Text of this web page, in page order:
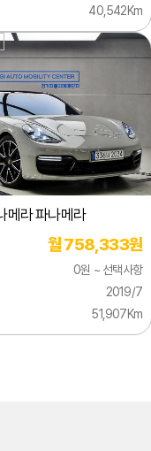
40,542Km
메라 파나메라
월 758,333원
0원 ~ 선택사항
2019/7
51,907Km